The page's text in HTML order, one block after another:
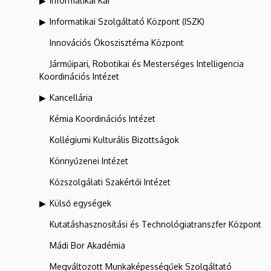
Informatikai Szolgáltató Központ (ISZK)
Innovációs Ökoszisztéma Központ
Járműipari, Robotikai és Mesterséges Intelligencia
Koordinációs Intézet
Kancellária
Kémia Koordinációs Intézet
Kollégiumi Kulturális Bizottságok
Könnyűzenei Intézet
Közszolgálati Szakértői Intézet
Külső egységek
Kutatáshasznosítási és Technológiatranszfer Központ
Mádi Bor Akadémia
Megváltozott Munkaképességűek Szolgáltató